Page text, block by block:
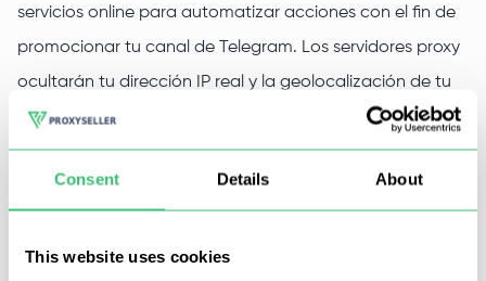
Consent Details About
This website uses cookies
servicios online para automatizar acciones con el fin de
promocionar tu canal de Telegram. Los servidores proxy
ocultarán tu dirección IP real y la geolocalización de tu
ordenador, lo que te permitirá visitar Internet bajo otro
usuario.
Puedes alquilar proxies privados para Telegram en Proxy-